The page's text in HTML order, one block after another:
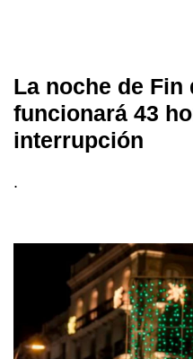
La noche de Fin
funcionará 43
interrupción
.